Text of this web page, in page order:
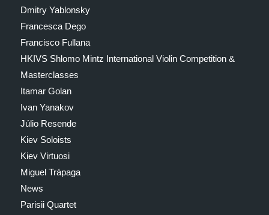
Dmitry Yablonsky
Francesca Dego
Francisco Fullana
HKIVS Shlomo Mintz International Violin Competition &
Masterclasses
Itamar Golan
Ivan Yanakov
Júlio Resende
Kiev Soloists
Kiev Virtuosi
Miguel Trápaga
News
Parisii Quartet